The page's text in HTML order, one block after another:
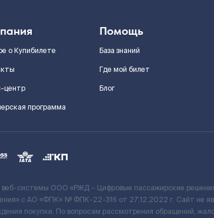
о Купибилете
центр
программа
Помощь
База знаний
Где мой билет
Блог
системы ООО «РЖД – Цифровые пассажирские
c АО «ФПК» № ФПК-22-316 от 27.12.2022 г. Сайт не
покупки. По вопросам рассмотрения обращений,